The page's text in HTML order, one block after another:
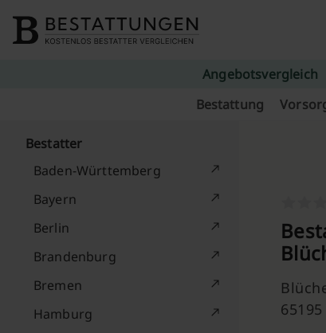
Angebotsvergleich
Bestattung
Bestatter
Baden-Württemberg
Bayern
Berlin
Brandenburg
Bremen
Hamburg